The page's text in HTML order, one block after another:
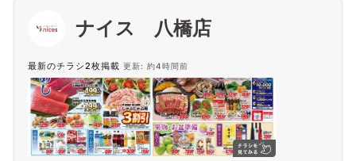
ナイス 八橋店
最新のチラシ2枚掲載 更新: 約4時間前